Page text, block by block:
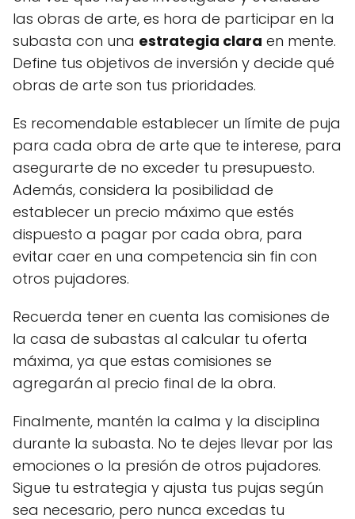
las obras de arte, es hora de participar en la
subasta con una estrategia clara en mente.
Define tus objetivos de inversión y decide qué
obras de arte son tus prioridades.
Es recomendable establecer un límite de puja
para cada obra de arte que te interese, para
asegurarte de no exceder tu presupuesto.
Además, considera la posibilidad de
establecer un precio máximo que estés
dispuesto a pagar por cada obra, para
evitar caer en una competencia sin fin con
otros pujadores.
Recuerda tener en cuenta las comisiones de
la casa de subastas al calcular tu oferta
máxima, ya que estas comisiones se
agregarán al precio final de la obra.
Finalmente, mantén la calma y la disciplina
durante la subasta. No te dejes llevar por las
emociones o la presión de otros pujadores.
Sigue tu estrategia y ajusta tus pujas según
sea necesario, pero nunca excedas tu